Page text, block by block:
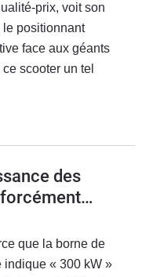
prix, voit son
positionnant
face aux géants
scooter un tel
des
que la borne de
indique « 300 kW »